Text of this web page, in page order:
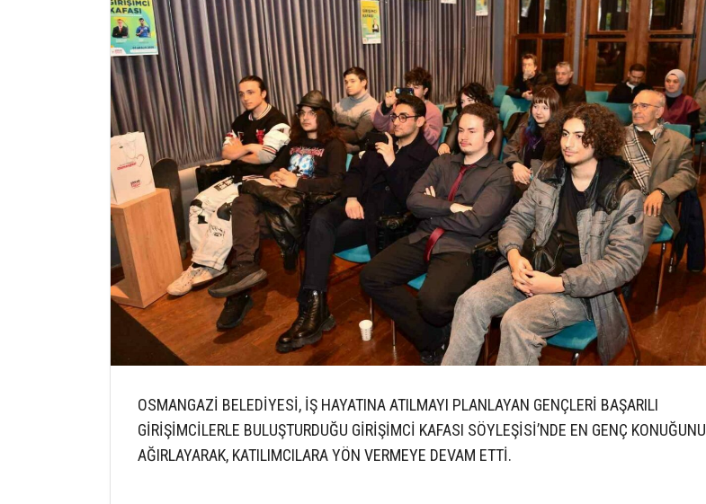
OSMANGAZİ BELEDİYESİ, İŞ HAYATINA ATILMAYI PLANLAYAN GENÇLERİ BAŞARILI
GİRİŞİMCİLERLE BULUŞTURDUĞU GİRİŞİMCİ KAFASI SÖYLEŞİSİ’NDE EN GENÇ KONUĞUNU
AĞIRLAYARAK, KATILIMCILARA YÖN VERMEYE DEVAM ETTİ.